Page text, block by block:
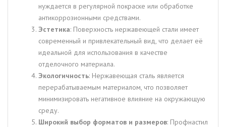
нуждается в регулярной покраске или обработке
антикоррозионными средствами.
Эстетика: Поверхность нержавеющей стали имеет
современный и привлекательный вид, что делает её
идеальной для использования в качестве
отделочного материала.
Экологичность: Нержавеющая сталь является
перерабатываемым материалом, что позволяет
минимизировать негативное влияние на окружающую
среду.
Широкий выбор форматов и размеров: Профнастил